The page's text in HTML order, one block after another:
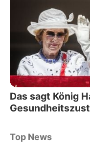
Das sagt König
Top News